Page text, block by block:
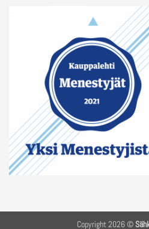
Copyright 2026 ©